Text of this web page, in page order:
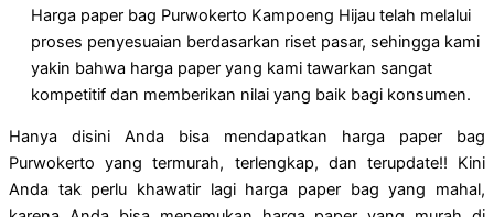
Harga paper bag Purwokerto Kampoeng Hijau telah melalui
proses penyesuaian berdasarkan riset pasar, sehingga kami
yakin bahwa harga paper yang kami tawarkan sangat
kompetitif dan memberikan nilai yang baik bagi konsumen.
Hanya disini Anda bisa mendapatkan harga paper bag
Purwokerto yang termurah, terlengkap, dan terupdate!! Kini
Anda tak perlu khawatir lagi harga paper bag yang mahal,